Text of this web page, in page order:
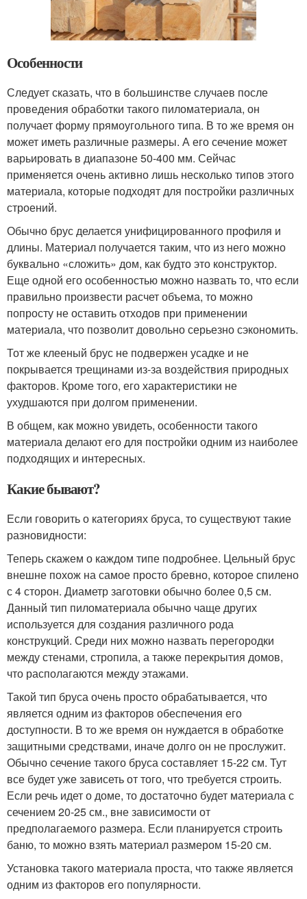
Особенности
Следует сказать, что в большинстве случаев после
проведения обработки такого пиломатериала, он
получает форму прямоугольного типа. В то же время он
может иметь различные размеры. А его сечение может
варьировать в диапазоне 50-400 мм. Сейчас
применяется очень активно лишь несколько типов этого
материала, которые подходят для постройки различных
строений.
Обычно брус делается унифицированного профиля и
длины. Материал получается таким, что из него можно
буквально «сложить» дом, как будто это конструктор.
Еще одной его особенностью можно назвать то, что если
правильно произвести расчет объема, то можно
попросту не оставить отходов при применении
материала, что позволит довольно серьезно сэкономить.
Тот же клееный брус не подвержен усадке и не
покрывается трещинами из-за воздействия природных
факторов. Кроме того, его характеристики не
ухудшаются при долгом применении.
В общем, как можно увидеть, особенности такого
материала делают его для постройки одним из наиболее
подходящих и интересных.
Какие бывают?
Если говорить о категориях бруса, то существуют такие
разновидности:
Теперь скажем о каждом типе подробнее. Цельный брус
внешне похож на самое просто бревно, которое спилено
с 4 сторон. Диаметр заготовки обычно более 0,5 см.
Данный тип пиломатериала обычно чаще других
используется для создания различного рода
конструкций. Среди них можно назвать перегородки
между стенами, стропила, а также перекрытия домов,
что располагаются между этажами.
Такой тип бруса очень просто обрабатывается, что
является одним из факторов обеспечения его
доступности. В то же время он нуждается в обработке
защитными средствами, иначе долго он не прослужит.
Обычно сечение такого бруса составляет 15-22 см. Тут
все будет уже зависеть от того, что требуется строить.
Если речь идет о доме, то достаточно будет материала с
сечением 20-25 см., вне зависимости от
предполагаемого размера. Если планируется строить
баню, то можно взять материал размером 15-20 см.
Установка такого материала проста, что также является
одним из факторов его популярности.